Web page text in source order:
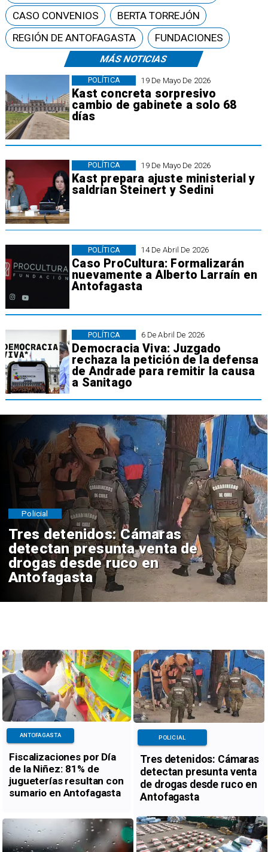
MÁS NOTICIAS
19 De Mayo De 2026
Kast concreta sorpresivo
cambio de gabinete a solo 68
días
POLÍTICA
19 De Mayo De 2026
Kast prepara ajuste ministerial y
saldrían Steinert y Sedini
POLÍTICA
14 De Abril De 2026
​Caso ProCultura: Formalizarán
nuevamente a Alberto Larraín en
Antofagasta
POLÍTICA
6 De Abril De 2026
Democracia Viva: Juzgado
rechaza la petición de la defensa
de Andrade para remitir la causa
a Sanitago
POLÍTICA
CASO CONVENIOS
BERTA TORREJÓN
REGIÓN DE ANTOFAGASTA
FUNDACIONES
Tres detenidos: Cámaras
detectan presunta venta de
drogas desde ruco en
Antofagasta
Policial
Fiscalizaciones por Día
de la Niñez: 81% de
jugueterías resultan con
sumario en Antofagasta
ANTOFAGASTA
Tres detenidos: Cámaras
detectan presunta venta
de drogas desde ruco en
Antofagasta
POLICIAL